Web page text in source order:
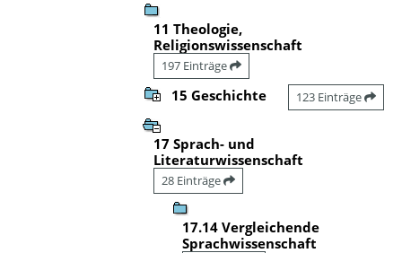
11 Theologie,
Religionswissenschaft
197 Einträge
15 Geschichte 123 Einträge
17 Sprach- und
Literaturwissenschaft
28 Einträge
17.14 Vergleichende
Sprachwissenschaft